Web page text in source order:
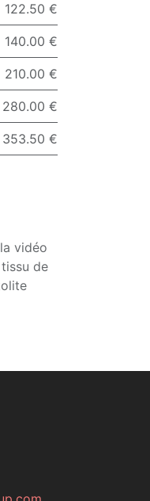
122.50 €
140.00 €
210.00 €
280.00 €
353.50 €
vidéo
de